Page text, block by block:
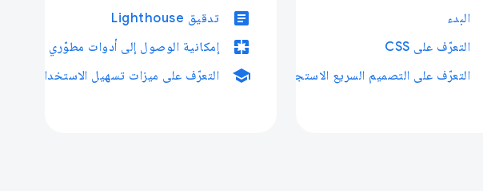
البدء
التعرّف على CSS
التعرّف على التصميم السريع الاستجابة
article تدقيق Lighthouse
pages إمكانية الوصول إلى أدوات مطوّري البرامج
school التعرّف على ميزات تسهيل الاستخدام